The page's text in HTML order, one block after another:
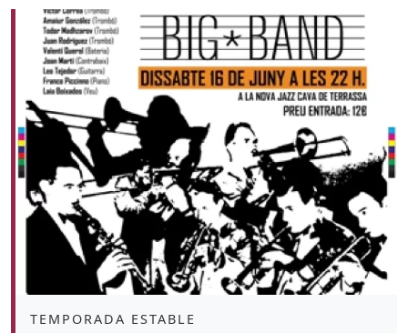
Àmbit
TEMPORADA ESTABLE